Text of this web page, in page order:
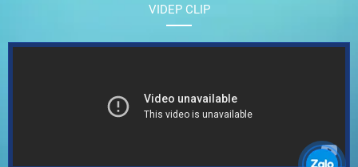
VIDEP CLIP